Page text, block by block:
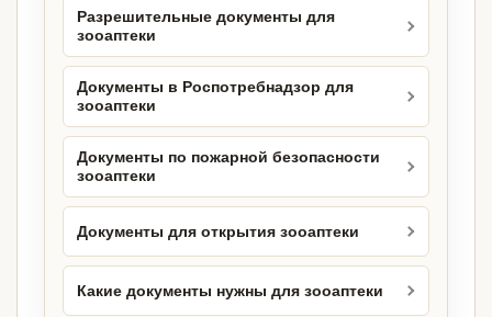
Разрешительные документы для
зооаптеки
Документы в Роспотребнадзор для
зооаптеки
Документы по пожарной безопасности
зооаптеки
Документы для открытия зооаптеки
Какие документы нужны для зооаптеки